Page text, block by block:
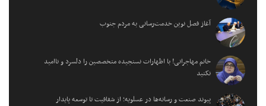
آغاز فصل نوین خدمت‌رسانی به مردم جنوب
خانم مهاجرانی! با اظهارات نسنجیده متخصصین را دلسرد و ناامید
نکنید
پیوند صنعت و رسانه‌ها در عسلویه؛ از شفافیت تا توسعه پایدار